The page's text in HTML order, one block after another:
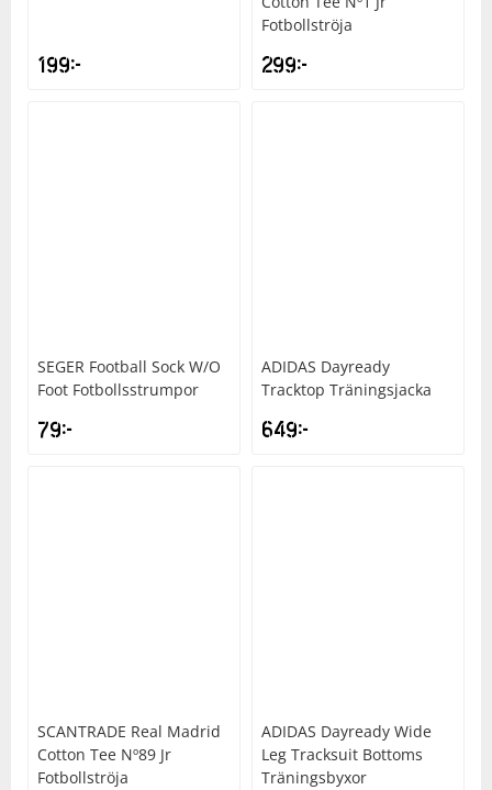
199kr
Fotbollströja
299kr
SEGER Football Sock W/O
Foot Fotbollsstrumpor
79kr
ADIDAS Dayready
Tracktop Träningsjacka
649kr
SCANTRADE Real Madrid
Cotton Tee Nº89 Jr
Fotbollströja
ADIDAS Dayready Wide
Leg Tracksuit Bottoms
Träningsbyxor